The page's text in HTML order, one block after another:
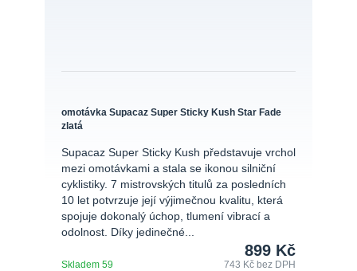
omotávka Supacaz Super Sticky Kush Star Fade
zlatá
Supacaz Super Sticky Kush představuje vrchol
mezi omotávkami a stala se ikonou silniční
cyklistiky. 7 mistrovských titulů za posledních
10 let potvrzuje její výjimečnou kvalitu, která
spojuje dokonalý úchop, tlumení vibrací a
odolnost. Díky jedinečné...
899 Kč
743 Kčbez DPH
Skladem 59